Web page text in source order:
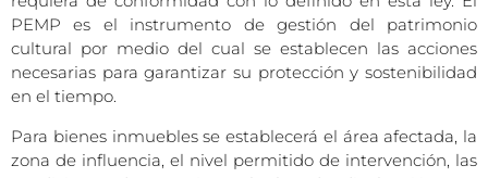
PEMP es el instrumento de gestión del patrimonio
cultural por medio del cual se establecen las acciones
necesarias para garantizar su protección y sostenibilidad
en el tiempo.
Para bienes inmuebles se establecerá el área afectada, la
zona de influencia, el nivel permitido de intervención, las